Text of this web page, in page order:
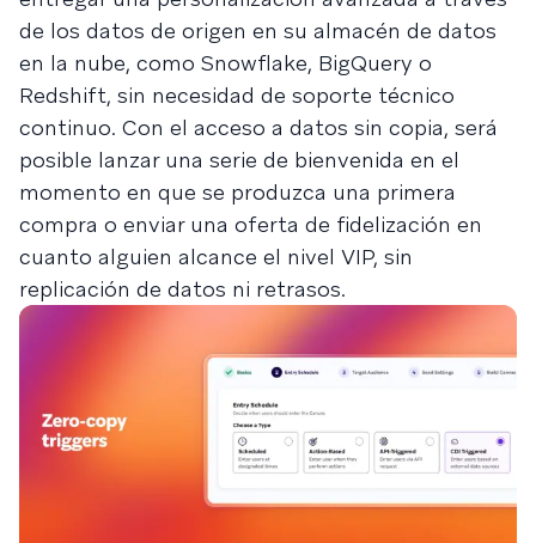
de los datos de origen en su almacén de datos
en la nube, como Snowflake, BigQuery o
Redshift, sin necesidad de soporte técnico
continuo. Con el acceso a datos sin copia, será
posible lanzar una serie de bienvenida en el
momento en que se produzca una primera
compra o enviar una oferta de fidelización en
cuanto alguien alcance el nivel VIP, sin
replicación de datos ni retrasos.